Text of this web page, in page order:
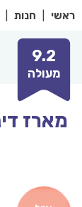
ראשי חנות
9.2
מעולה